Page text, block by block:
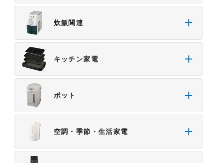
い合わせくださいますようお願いします。
４．本サービスに係わる損害の免責
本サイトに情報を掲載する際には、細心の注意を払
っておりますが、以下の点について、弊社は何ら保
証せず、また責任を負うものではありません。あら
かじめご了承ください。
・掲載された情報が全て正確であり、有用であり、
安全であること。
・掲載された情報が常に最新のものであること。
・本サイトをご利用になったこと、またはご利用に
なれなかったことにより生じる一切の損害。
たは提供の中止・中断を行うこと。また、それによ
炊飯関連
キッチン家電
ポット
空調・季節・生活家電